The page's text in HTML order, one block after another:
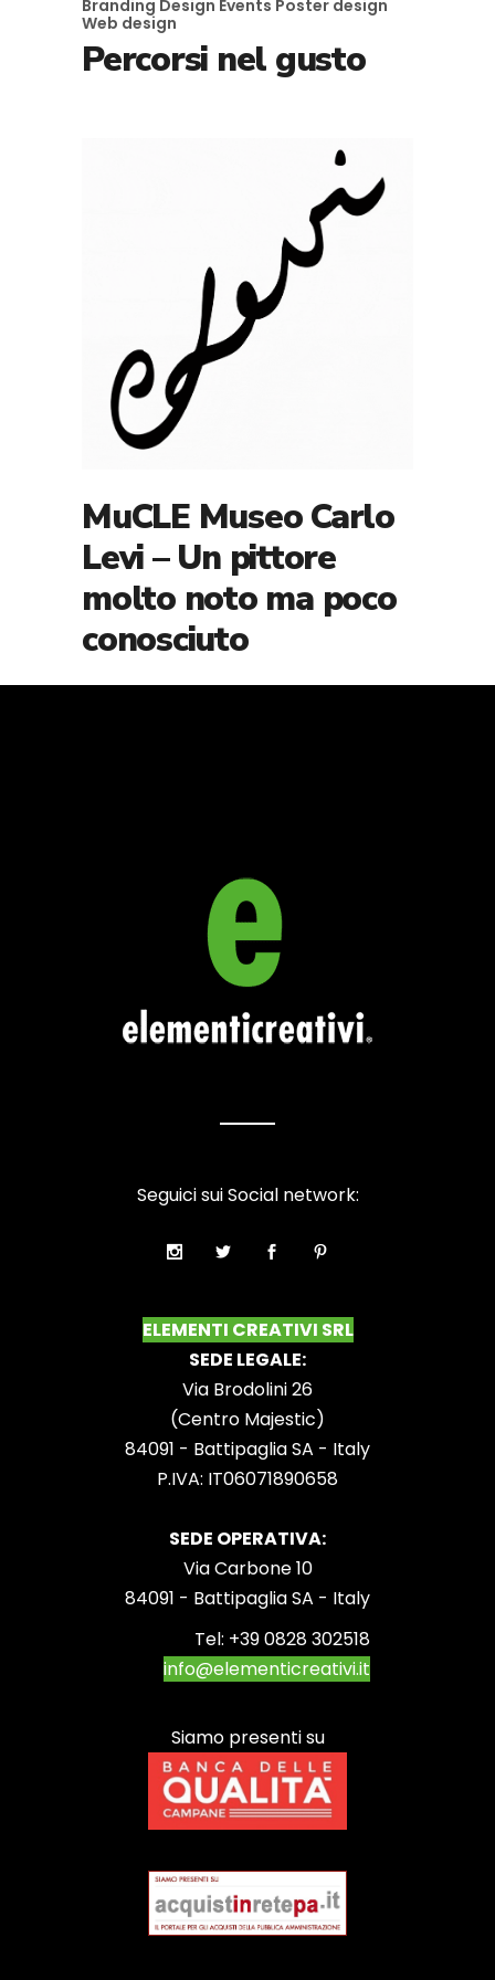
Branding Design Events Poster design
Web design
Percorsi nel gusto
MuCLE Museo Carlo
Levi – Un pittore
molto noto ma poco
conosciuto
ELEMENTI CREATIVI SRL
SEDE LEGALE:
Via Brodolini 26
(Centro Majestic)
84091 - Battipaglia SA - Italy
P.IVA: IT06071890658
SEDE OPERATIVA:
Via Carbone 10
84091 - Battipaglia SA - Italy
Tel: +39 0828 302518
info@elementicreativi.it
Seguici sui Social network:
Siamo presenti su